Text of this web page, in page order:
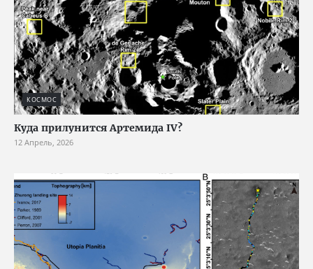
КОСМОС
Куда прилунится Артемида IV?
12 Апрель, 2026